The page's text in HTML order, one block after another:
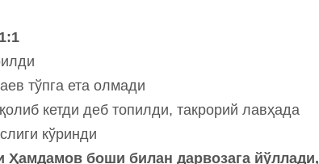
тўпга ета олмади
кетди деб топилди, такрорий лавҳада
кўринди
боши билан дарвозага йўллади,